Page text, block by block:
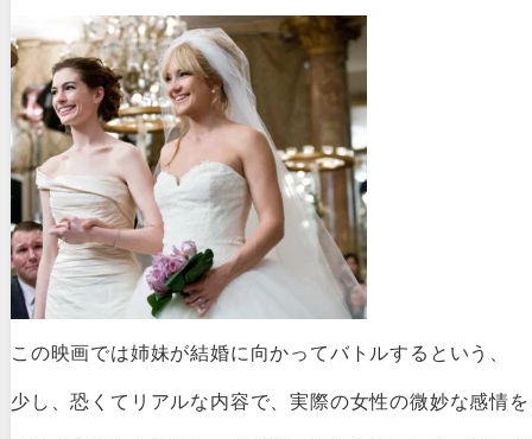
この映画では姉妹が結婚に向かってバトルするという、
少し、恐くてリアルな内容で、実際の女性の微妙な感情